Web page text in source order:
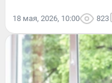
18 мая, 2026, 10:00 823